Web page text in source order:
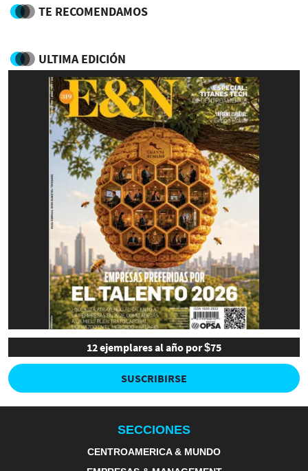
TE RECOMENDAMOS
ULTIMA EDICIÓN
12 ejemplares al año por $75
SUSCRIBIRSE
SECCIONES
CENTROAMERICA & MUNDO